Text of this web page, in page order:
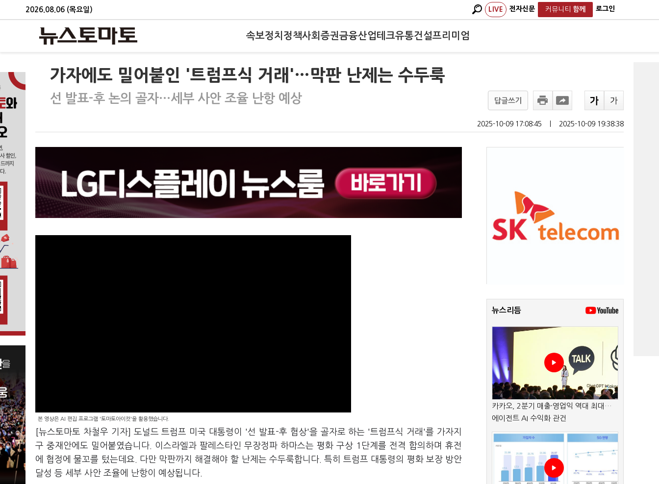
2026.08.06 (목요일) LIVE 전자신문 커뮤니티 함께 로그인
속보정치 정책사회 증권금융산업테크유통건설프리미엄
가자에도 밀어붙인 '트럼프식 거래'…막판 난제는 수두룩
선 발표-후 논의 골자…세부 사안 조율 난항 예상 답글쓰기
2025-10-09 17:08:45 2025-10-09 19:38:38
본 영상은 AI 편집 프로그램 '토마토아이컷'을 활용했습니다.
[뉴스토마토 차철우 기자] 도널드 트럼프 미국 대통령이 '선 발표-후 협상'을 골자로 하는 '트럼프식 거래'를 가자지
구 중재안에도 밀어붙였습니다. 이스라엘과 팔레스타인 무장정파 하마스는 평화 구상 1단계를 전격 합의하며 휴전
에 협정에 물꼬를 텄는데요. 다만 막판까지 해결해야 할 난제는 수두룩합니다. 특히 트럼프 대통령의 평화 보장 방안
달성 등 세부 사안 조율에 난항이 예상됩니다.
뉴스리듬
카카오, 2분기 매출·영업익 역대 최대…
에이전트 AI 수익화 관건